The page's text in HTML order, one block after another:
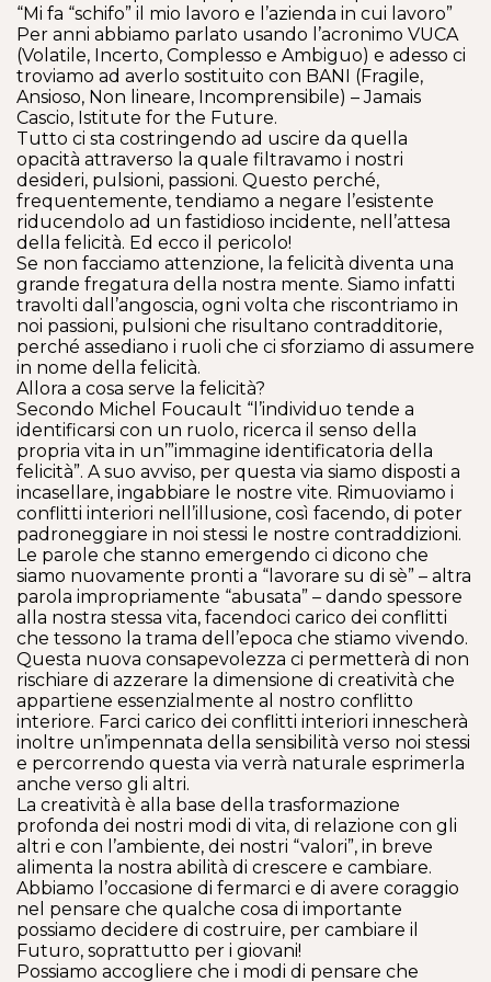
“Mi fa “schifo” il mio lavoro e l’azienda in cui lavoro”
Per anni abbiamo parlato usando l’acronimo VUCA
(Volatile, Incerto, Complesso e Ambiguo) e adesso ci
troviamo ad averlo sostituito con BANI (Fragile,
Ansioso, Non lineare, Incomprensibile) – Jamais
Cascio, Istitute for the Future.
Tutto ci sta costringendo ad uscire da quella
opacità attraverso la quale filtravamo i nostri
desideri, pulsioni, passioni. Questo perché,
frequentemente, tendiamo a negare l’esistente
riducendolo ad un fastidioso incidente, nell’attesa
della felicità. Ed ecco il pericolo!
Se non facciamo attenzione, la felicità diventa una
grande fregatura della nostra mente. Siamo infatti
travolti dall’angoscia, ogni volta che riscontriamo in
noi passioni, pulsioni che risultano contradditorie,
perché assediano i ruoli che ci sforziamo di assumere
in nome della felicità.
Allora a cosa serve la felicità?
Secondo Michel Foucault “l’individuo tende a
identificarsi con un ruolo, ricerca il senso della
propria vita in un’”immagine identificatoria della
felicità”. A suo avviso, per questa via siamo disposti a
incasellare, ingabbiare le nostre vite. Rimuoviamo i
conflitti interiori nell’illusione, così facendo, di poter
padroneggiare in noi stessi le nostre contraddizioni.
Le parole che stanno emergendo ci dicono che
siamo nuovamente pronti a “lavorare su di sè” – altra
parola impropriamente “abusata” – dando spessore
alla nostra stessa vita, facendoci carico dei conflitti
che tessono la trama dell’epoca che stiamo vivendo.
Questa nuova consapevolezza ci permetterà di non
rischiare di azzerare la dimensione di creatività che
appartiene essenzialmente al nostro conflitto
interiore. Farci carico dei conflitti interiori innescherà
inoltre un’impennata della sensibilità verso noi stessi
e percorrendo questa via verrà naturale esprimerla
anche verso gli altri.
La creatività è alla base della trasformazione
profonda dei nostri modi di vita, di relazione con gli
altri e con l’ambiente, dei nostri “valori”, in breve
alimenta la nostra abilità di crescere e cambiare.
Abbiamo l’occasione di fermarci e di avere coraggio
nel pensare che qualche cosa di importante
possiamo decidere di costruire, per cambiare il
Futuro, soprattutto per i giovani!
Possiamo accogliere che i modi di pensare che